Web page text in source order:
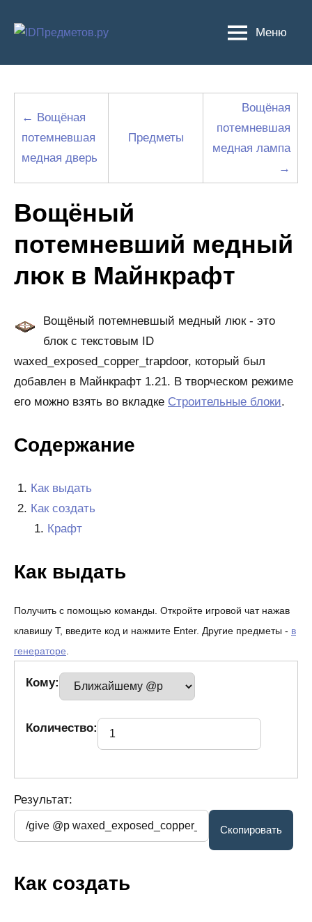
Меню
← Вощёная
потемневшая
медная дверь
Предметы
Вощёная
потемневшая
медная лампа
→
Вощёный
потемневший медный
люк в Майнкрафт
Вощёный потемневшый медный люк - это
блок с текстовым ID
waxed_exposed_copper_trapdoor, который был
добавлен в Майнкрафт 1.21. В творческом режиме
его можно взять во вкладке Строительные блоки.
Содержание
Как выдать
Как создать
Крафт
Как выдать
Получить с помощью команды. Откройте игровой чат нажав
клавишу T, введите код и нажмите Enter. Другие предметы - в
генераторе.
Кому:
Количество:
Результат:
Как создать